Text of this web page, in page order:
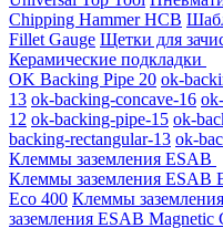
Chipping Hammer HCB
Fillet Gauge Щетки для
Керамические подкладки
OK Backing Pipe 20 ok-
13 ok-backing-concave-16
12 ok-backing-pipe-15 ok-
backing-rectangular-13 ok-
Клеммы заземления ESAB
Клеммы заземления ESAB
Eco 400 Клеммы
заземления ESAB Magnetic